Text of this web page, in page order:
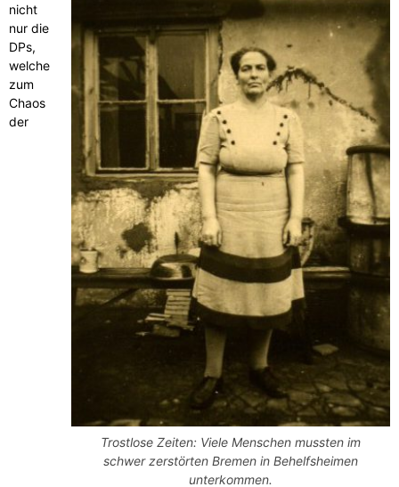
Trostlose Zeiten: Viele Menschen mussten im
schwer zerstörten Bremen in Behelfsheimen
unterkommen.
nicht
nur die
DPs,
welche
zum
Chaos
der